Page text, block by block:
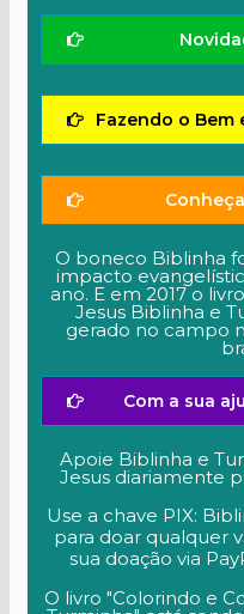
Fazendo o Bem
O boneco Biblinha
impacto
ano. E em 2017 o
Jesus Biblinha e
gerado no campo
Com a sua
Apoie Biblinha e
Jesus diariamente
Use a chave PIX:
para doar qualquer
sua doação via
O livro "Colorindo e